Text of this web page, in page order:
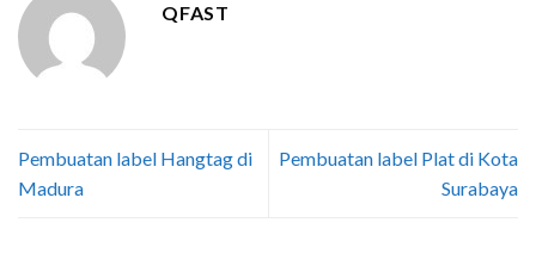
QFAST
Pembuatan label Hangtag di
Madura
Pembuatan label Plat di Kota
Surabaya